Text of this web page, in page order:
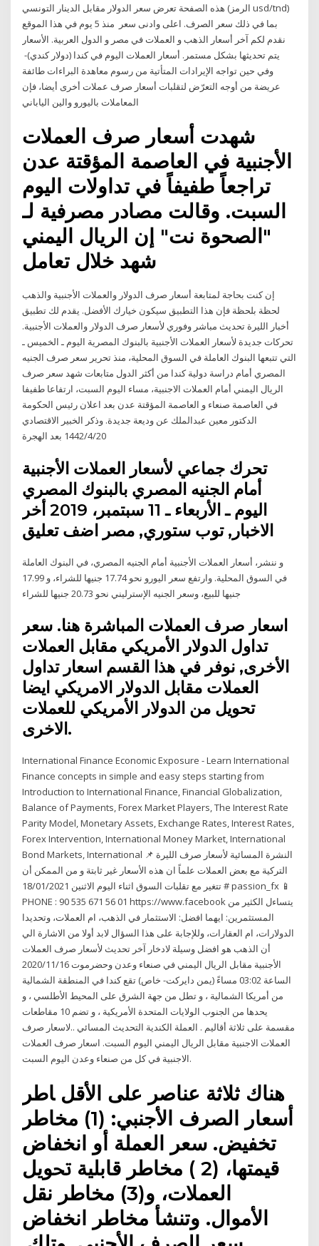
هذه الصفحة تعرض سعر الدولار مقابل الدينار التونسي (الرمز usd/tnd)
بما في ذلك سعر الصرف. اعلى وادنى سعر منذ 5 يوم في هذا الموقع
نقدم لكم آخر أسعار الذهب و العملات في مصر و الدول العربية. الأسعار
يتم تحديثها بشكل مستمر. أسعار العملات اليوم في كندا (دولار كندي)-
وفي حين تواجه الإيرادات المتأتية من رسوم معاهدة البراءات طائفة
عريضة من أوجه التعرّض لتقلبات أسعار صرف عملات أخرى أيضا، فإن
شهدت أسعار صرف العملات
الأجنبية في العاصمة المؤقتة عدن
تراجعاً طفيفاً في تداولات اليوم
السبت. وقالت مصادر مصرفية لـ
"الصحوة نت" إن الريال اليمني
شهد خلال تعامل
إن كنت بحاجة لمتابعة أسعار صرف الدولار والعملات الأجنبية والذهب
لحظة بلحظة فإن هذا التطبيق سيكون خيارك الأفضل. يقدم لك تطبيق
أخبار الليرة تحديث مباشر وفوري لأسعار صرف الدولار والعملات الأجنبية.
تحركات جديدة لأسعار العملات الأجنبية بالبنوك المصرية اليوم ـ الخميس ـ
التي تتبعها البنوك العاملة في السوق المحلية، منذ تحرير سعر صرف الجنيه
المصري أمام دراسة دولية كندا من أكثر الدول متابعات شهد سعر صرف
الريال اليمني أمام العملات الاجنبية، مساء اليوم السبت، ارتفاعا طفيفا
في العاصمة صنعاء و العاصمة المؤقتة عدن بعد اعلان رئيس الحكومة
الدكتور معين عبدالملك عن وديعة جديدة. وذكر الخبير الاقتصادي
20‏‏/4‏‏/1442 بعد الهجرة
تحرك جماعي لأسعار العملات الأجنبية
أمام الجنيه المصري بالبنوك المصري
اليوم ـ الأربعاء ـ 11 سبتمبر، 2019 أخر
الاخبار, توب ستوري, مصر اضف تعليق
و ننشر، أسعار العملات الأجنبية أمام الجنيه المصري، في البنوك العاملة
في السوق المحلية. وارتفع سعر اليورو نحو 17.74 جنيها للشراء، و 17.99
جنيها للبيع، وسعر الجنيه الإسترليني نحو 20.73 جنيها للشراء
اسعار صرف العملات المباشرة هنا. سعر
تداول الدولار الأمريكي مقابل العملات
الأخرى, نوفر في هذا القسم اسعار تداول
العملات مقابل الدولار الامريكي ايضا
تحويل من الدولار الأمريكي للعملات
الاخرى.
International Finance Economic Exposure - Learn International
Finance concepts in simple and easy steps starting from
Introduction to International Finance, Financial Globalization,
Balance of Payments, Forex Market Players, The Interest Rate
Parity Model, Monetary Assets, Exchange Rates, Interest Rates,
Forex Intervention, International Money Market, International
Bond Markets, International 📌 النشرة المسائية لأسعار صرف الليرة
التركية مع بعض العملات علماً ان هذه الأسعار غير ثابتة و من الممكن أن
تتغير مع تقلبات السوق اثناء اليوم الاثنين 18/01/2021 # passion_fx 📱
PHONE : 90 535 671 56 01 https://www.facebook يتساءل الكثير من
المستثمرين: ايهما افضل: الاستثمار في الذهب، ام العملات، وتحديدا
الدولارات، ام العقارات، وللإجابة على هذا السؤال لابد أولا من الاشارة الي
أن الذهب هو افضل وسيلة لادخار آخر تحديث لأسعار صرف العملات
الأجنبية مقابل الريال اليمني في صنعاء وعدن وحضرموت 2020/11/16
الساعة 03:02 مساءً (يمن دايركت- خاص) تقع كندا في المنطقة الشمالية
من أمريكا الشمالية ، و تطل من جهة الشرق على المحيط الأطلسي ، و
يحدها من الجنوب الولايات المتحدة الأمريكية ، و تضم 10 مقاطعات
مقسمة على ثلاثة أقاليم . العملة الكندية التحديث المسائي ..لاسعار صرف
العملات الاجنبية مقابل الريال اليمني اليوم السبت. اسعار صرف العملات
الاجنبية في كل من صنعاء وعدن اليوم السبت.
ﻫﻨﺎﻙ ﺛﻼﺛﺔ ﻋﻨﺎﺻﺮ ﻋﻠﻰ ﺍﻷﻗﻞ ﺎﻃﺮ
ﺃﺳﻌﺎﺭ ﺍﻟﺼﺮﻑ ﺍﻷﺟﻨﺒﻲ: (1) ﻣﺨﺎﻃﺮ
ﺗﺨﻔﻴﺾ. ﺳﻌﺮ ﺍﻟﻌﻤﻠﺔ ﺃﻭ ﺍﻧﺨﻔﺎﺽ
ﻗﻴﻤﺘﻬﺎ، (2 ) ﻣﺨﺎﻃﺮ ﻗﺎﺑﻠﻴﺔ ﲢﻮﻳﻞ
ﺍﻟﻌﻤﻼﺕ، ﻭ(3) ﻣﺨﺎﻃﺮ ﻧﻘﻞ
ﺍﻷﻣﻮﺍﻝ. ﻭﺗﻨﺸﺄ ﻣﺨﺎﻃﺮ ﺍﻧﺨﻔﺎﺽ